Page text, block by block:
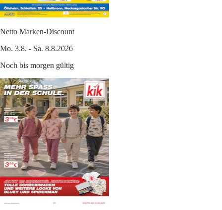
Netto Marken-Discount
Mo. 3.8. - Sa. 8.8.2026
Noch bis morgen gültig